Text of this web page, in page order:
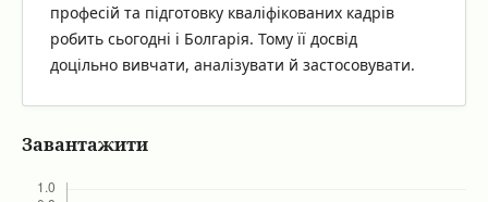
професій та підготовку кваліфікованих кадрів
робить сьогодні і Болгарія. Тому її досвід
доцільно вивчати, аналізувати й застосовувати.
Завантажити